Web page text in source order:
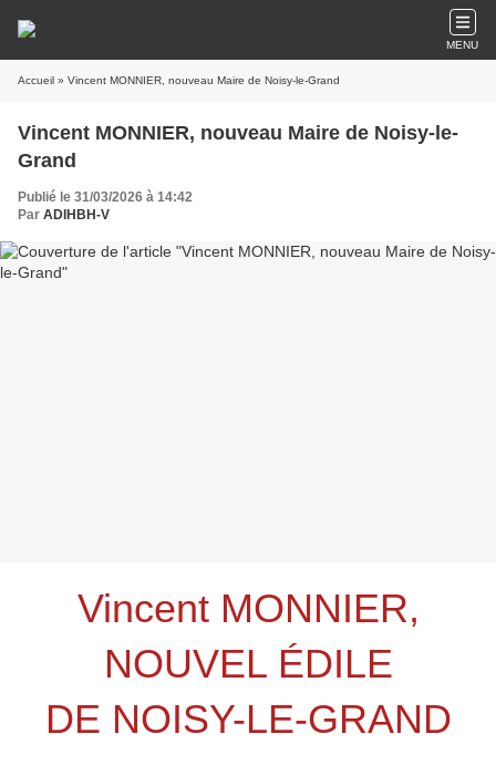
MENU
Accueil » Vincent MONNIER, nouveau Maire de Noisy-le-Grand
Vincent MONNIER, nouveau Maire de Noisy-le-
Grand
Publié le 31/03/2026 à 14:42
Par ADIHBH-V
Vincent MONNIER,
NOUVEL ÉDILE
DE NOISY-LE-GRAND